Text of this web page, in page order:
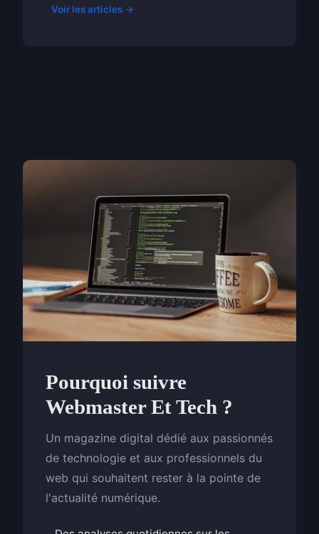
Voir les articles →
Pourquoi suivre
Webmaster Et Tech ?
Un magazine digital dédié aux passionnés
de technologie et aux professionnels du
web qui souhaitent rester à la pointe de
l'actualité numérique.